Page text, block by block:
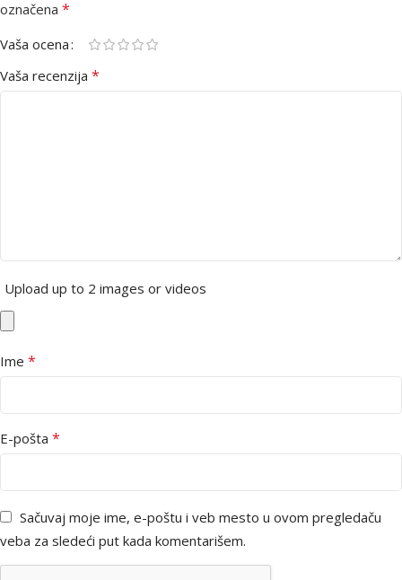
označena *
Vaša ocena
Vaša recenzija *
Upload up to 2 images or videos
Ime *
E-pošta *
Sačuvaj moje ime, e-poštu i veb mesto u ovom pregledaču
veba za sledeći put kada komentarišem.